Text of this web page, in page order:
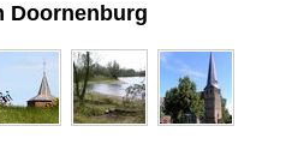
Doornenburg